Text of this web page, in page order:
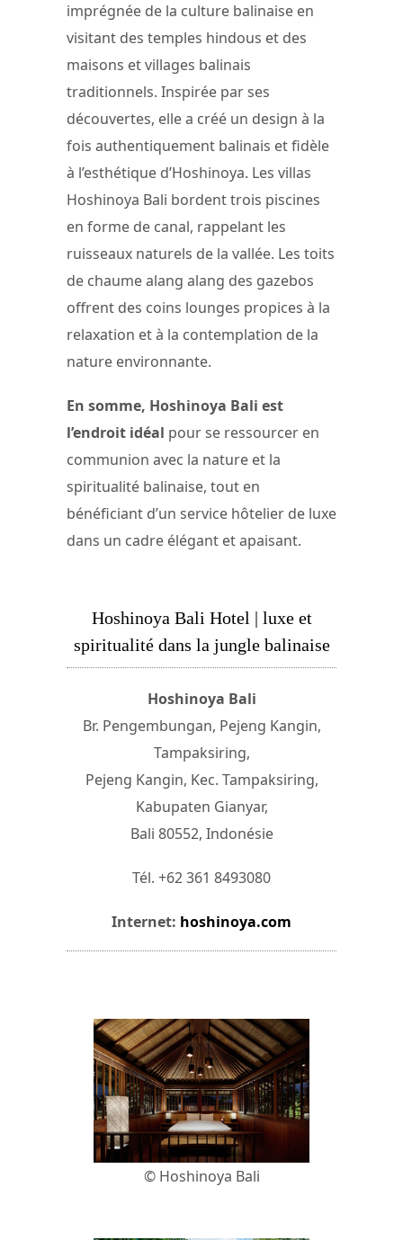
imprégnée de la culture balinaise en
visitant des temples hindous et des
maisons et villages balinais
traditionnels. Inspirée par ses
découvertes, elle a créé un design à la
fois authentiquement balinais et fidèle
à l’esthétique d’Hoshinoya. Les villas
Hoshinoya Bali bordent trois piscines
en forme de canal, rappelant les
ruisseaux naturels de la vallée. Les toits
de chaume alang alang des gazebos
offrent des coins lounges propices à la
relaxation et à la contemplation de la
nature environnante.
En somme, Hoshinoya Bali est
l’endroit idéal pour se ressourcer en
communion avec la nature et la
spiritualité balinaise, tout en
bénéficiant d’un service hôtelier de luxe
dans un cadre élégant et apaisant.
Hoshinoya Bali Hotel | luxe et
spiritualité dans la jungle balinaise
Hoshinoya Bali
Br. Pengembungan, Pejeng Kangin,
Tampaksiring,
Pejeng Kangin, Kec. Tampaksiring,
Kabupaten Gianyar,
Bali 80552, Indonésie
Tél. +62 361 8493080
Internet: hoshinoya.com
© Hoshinoya Bali